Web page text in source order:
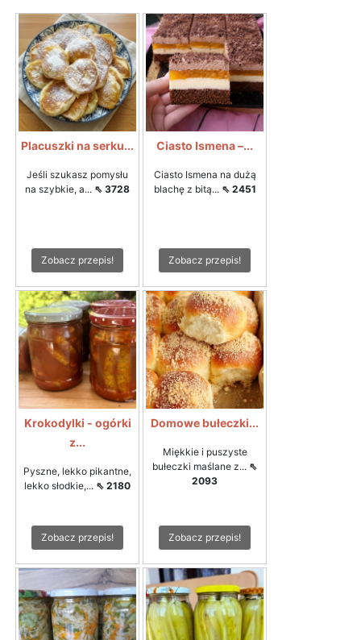
Placuszki na serku...
Jeśli szukasz pomysłu
na szybkie, a... ⇖ 3728
Zobacz przepis!
Ciasto Ismena –...
Ciasto Ismena na dużą
blachę z bitą... ⇖ 2451
Zobacz przepis!
Krokodylki - ogórki
z...
Pyszne, lekko pikantne,
lekko słodkie,... ⇖ 2180
Zobacz przepis!
Domowe bułeczki...
Miękkie i puszyste
bułeczki maślane z... ⇖
2093
Zobacz przepis!